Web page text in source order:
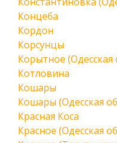
Концеба
Кордон
Корсунцы
Корытное (Одесская
Котловина
Кошары
Кошары (Одесская
Красная Коса
Красное (Одесская